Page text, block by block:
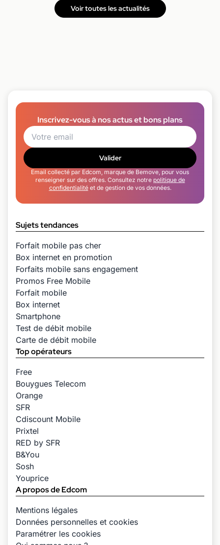
Voir toutes les actualités
Inscrivez-vous à nos actus et bons plans
Valider
Email collecté par Edcom, marque de Bemove, pour vous
renseigner sur des offres. Consultez notre politique de
confidentialitéet de gestion de vos données.
Sujets tendances
Forfait mobile pas cher
Box internet en promotion
Forfaits mobile sans engagement
Promos Free Mobile
Forfait mobile
Box internet
Smartphone
Test de débit mobile
Carte de débit mobile
Top opérateurs
Free
Bouygues Telecom
Orange
SFR
Cdiscount Mobile
Prixtel
RED by SFR
B&You
Sosh
Youprice
A propos de Edcom
Mentions légales
Données personnelles et cookies
Paramétrer les cookies